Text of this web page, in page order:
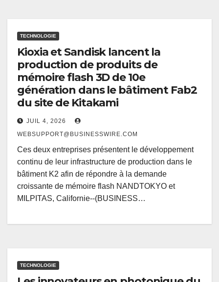
TECHNOLOGIE
Kioxia et Sandisk lancent la
production de produits de
mémoire flash 3D de 10e
génération dans le bâtiment Fab2
du site de Kitakami
JUIL 4, 2026
WEBSUPPORT@BUSINESSWIRE.COM
Ces deux entreprises présentent le développement
continu de leur infrastructure de production dans le
bâtiment K2 afin de répondre à la demande
croissante de mémoire flash NANDTOKYO et
MILPITAS, Californie--(BUSINESS…
TECHNOLOGIE